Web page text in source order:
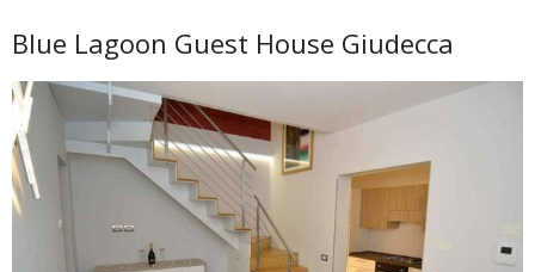
Blue Lagoon Guest House Giudecca